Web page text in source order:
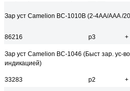
Зар уст Camelion BC-1010B (2-4AA/AAA /
86216 р3 +
Зар уст Camelion BC-1046 (Быст зар. ус-
индикацией)
33283 р2 +